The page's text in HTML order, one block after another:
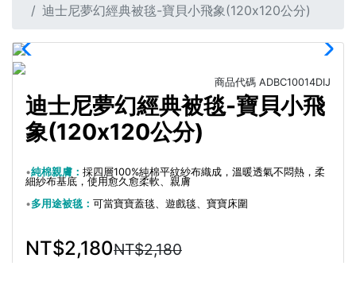
迪士尼夢幻經典被毯-寶貝小飛象(120x120公分)
商品代碼 ADBC10014DIJ
迪士尼夢幻經典被毯-寶貝小飛
象(120x120公分)
•純棉親膚： 採四層100%純棉平紋紗布織成，溫暖透氣不悶熱，柔
細紗布基底，使用愈久愈柔軟、親膚
•多用途被毯： 可當寶寶蓋毯、遊戲毯、寶寶床圍
NT$2,180NT$2,180